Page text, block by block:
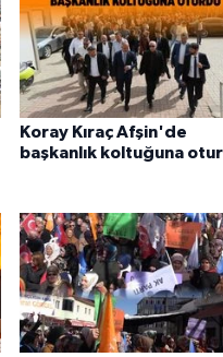
Koray Kıraç Afşin'de
başkanlık koltuğuna